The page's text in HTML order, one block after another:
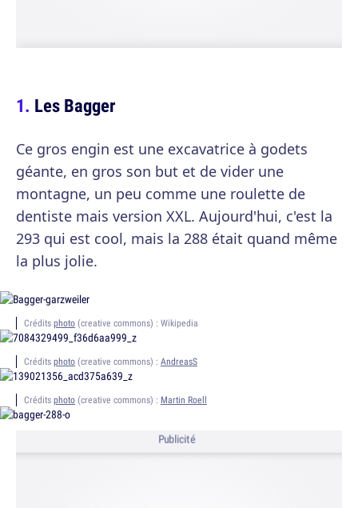
Les Bagger
Ce gros engin est une excavatrice à godets
géante, en gros son but et de vider une
montagne, un peu comme une roulette de
dentiste mais version XXL. Aujourd'hui, c'est la
293 qui est cool, mais la 288 était quand même
la plus jolie.
Crédits photo (creative commons) : Wikipedia
Crédits photo (creative commons) : AndreasS
Crédits photo (creative commons) : Martin Roell
Publicité